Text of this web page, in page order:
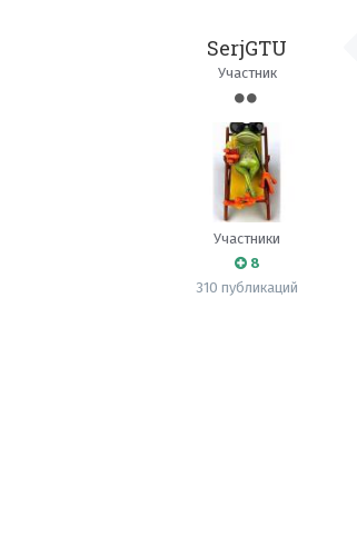
SerjGTU
Участник
Участники
8
310 публикаций